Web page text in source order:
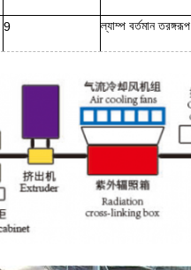
9 ল্যাম্প বর্তমান তরঙ্গরূপ